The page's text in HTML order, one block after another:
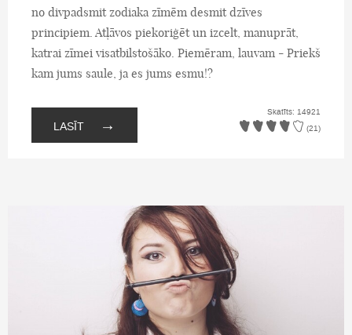
no divpadsmit zodiaka zīmēm desmit dzīves
principiem. Atļāvos piekoriģēt un izcelt, manuprāt,
katrai zīmei visatbilstošāko. Piemēram, lauvam - Priekš
kam jums saule, ja es jums esmu!?
LASĪT →
Skatīts: 14921
(21)